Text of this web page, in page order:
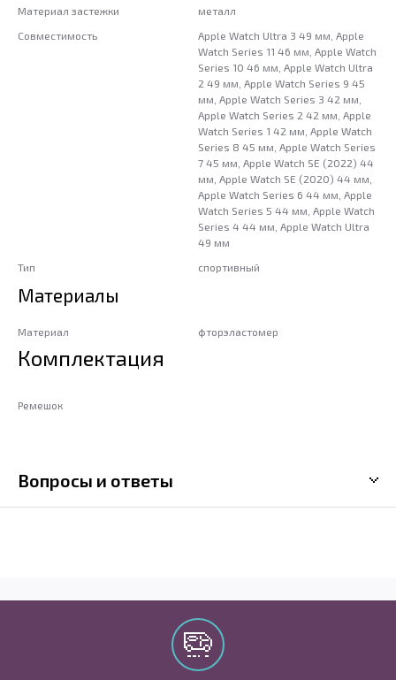
Материал застежки
металл
Совместимость
Apple Watch Ultra 3 49 мм, Apple
Watch Series 11 46 мм, Apple Watch
Series 10 46 мм, Apple Watch Ultra
2 49 мм, Apple Watch Series 9 45
мм, Apple Watch Series 3 42 мм,
Apple Watch Series 2 42 мм, Apple
Watch Series 1 42 мм, Apple Watch
Series 8 45 мм, Apple Watch Series
7 45 мм, Apple Watch SE (2022) 44
мм, Apple Watch SE (2020) 44 мм,
Apple Watch Series 6 44 мм, Apple
Watch Series 5 44 мм, Apple Watch
Series 4 44 мм, Apple Watch Ultra
49 мм
Тип
спортивный
Материалы
Материал фторэластомер
Комплектация
Ремешок
Вопросы и ответы